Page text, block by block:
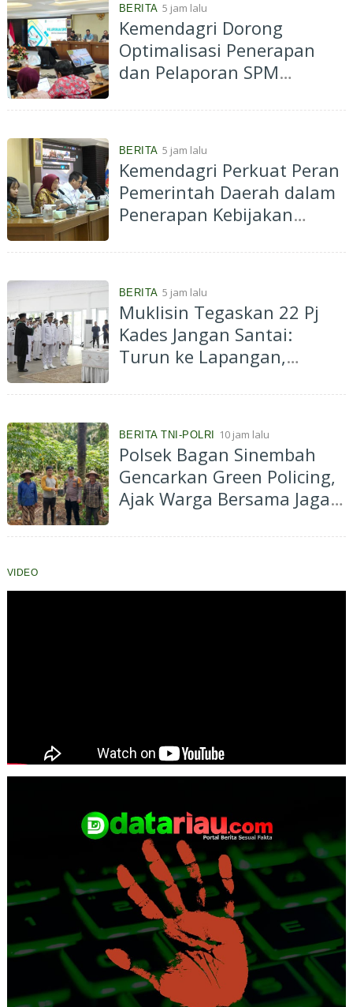
BERITA 5 jam lalu
Kemendagri Dorong
Optimalisasi Penerapan
dan Pelaporan SPM
Selatan Tahun 2026
BERITA 5 jam lalu
Kemendagri Perkuat Peran
Pemerintah Daerah dalam
Penerapan Kebijakan
Transmigrasi
BERITA 5 jam lalu
Muklisin Tegaskan 22 Pj
Kades Jangan Santai:
Turun ke Lapangan,
Masyarakat
BERITA TNI-POLRI 10 jam lalu
Polsek Bagan Sinembah
Gencarkan Green Policing,
Ajak Warga Bersama Jaga
VIDEO